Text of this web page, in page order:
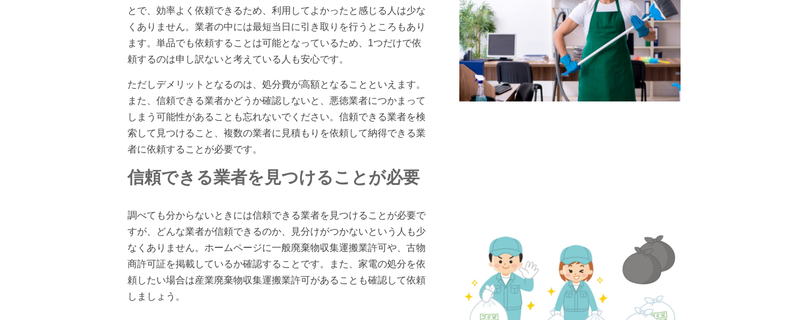
とで、効率よく依頼できるため、利用してよかったと感じる人は少な
くありません。業者の中には最短当日に引き取りを行うところもあり
ます。単品でも依頼することは可能となっているため、1つだけで依
頼するのは申し訳ないと考えている人も安心です。
ただしデメリットとなるのは、処分費が高額となることといえます。
また、信頼できる業者かどうか確認しないと、悪徳業者につかまって
しまう可能性があることも忘れないでください。信頼できる業者を検
索して見つけること、複数の業者に見積もりを依頼して納得できる業
者に依頼することが必要です。
信頼できる業者を見つけることが必要
調べても分からないときには信頼できる業者を見つけることが必要で
すが、どんな業者が信頼できるのか、見分けがつかないという人も少
なくありません。ホームページに一般廃棄物収集運搬業許可や、古物
商許可証を掲載しているか確認することです。また、家電の処分を依
頼したい場合は産業廃棄物収集運搬業許可があることも確認して依頼
しましょう。